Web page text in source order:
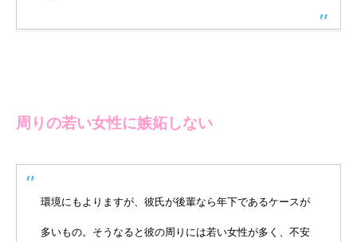
周りの若い女性に嫉妬しない
環境にもよりますが、彼氏が後輩なら年下であるケースが
多いもの。そうなると彼の周りには若い女性が多く、不安